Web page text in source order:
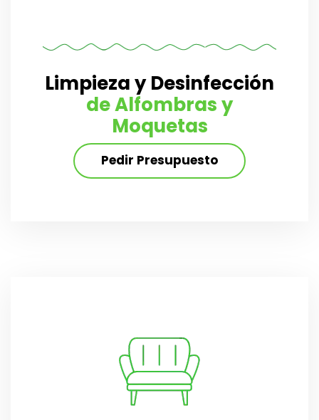
Limpieza y Desinfección
de Alfombras y
Moquetas
Pedir Presupuesto